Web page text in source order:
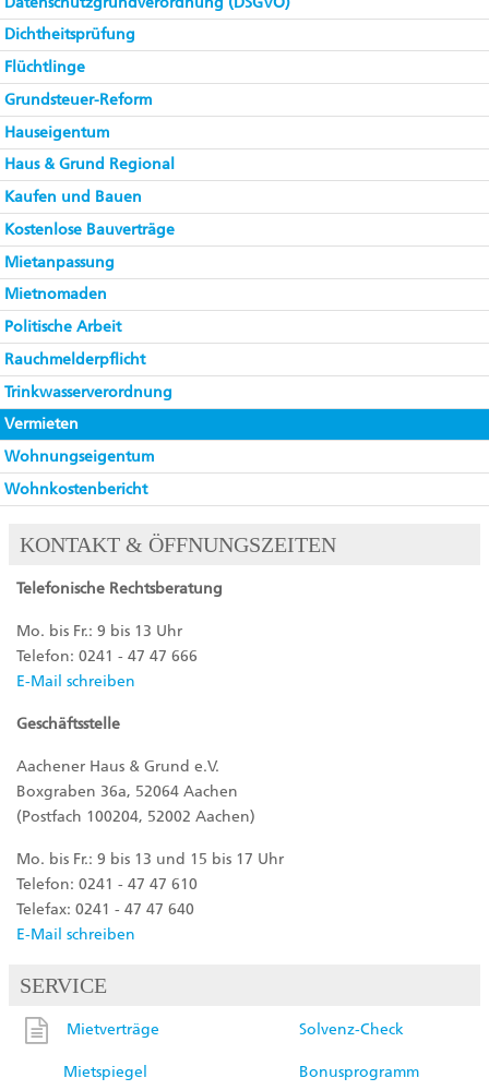
Dichtheitsprüfung
Flüchtlinge
Grundsteuer-Reform
Hauseigentum
Haus & Grund Regional
Kaufen und Bauen
Kostenlose Bauverträge
Mietanpassung
Mietnomaden
Politische Arbeit
Rauchmelderpflicht
Trinkwasserverordnung
Vermieten
Wohnungseigentum
Wohnkostenbericht
KONTAKT & ÖFFNUNGSZEITEN
Telefonische Rechtsberatung
Mo. bis Fr.: 9 bis 13 Uhr
Telefon: 0241 - 47 47 666
E-Mail schreiben
Geschäftsstelle
Aachener Haus & Grund e.V.
Boxgraben 36a, 52064 Aachen
(Postfach 100204, 52002 Aachen)
Mo. bis Fr.: 9 bis 13 und 15 bis 17 Uhr
Telefon: 0241 - 47 47 610
Telefax: 0241 - 47 47 640
E-Mail schreiben
SERVICE
Mietverträge Solvenz-Check
Mietspiegel Bonusprogramm